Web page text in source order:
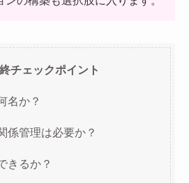
チェックポイント
名か？
管理は必要か？
きるか？